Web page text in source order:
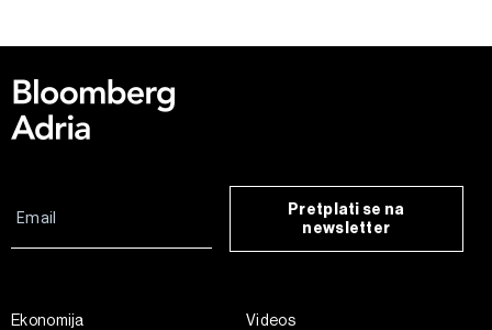
ažurirati klikom na „Prikaži detalje“. Privolu možete u bilo
Pretplati se na
newsletter
Ekonomija
Videos